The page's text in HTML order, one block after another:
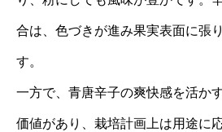
合は、色づきが進み果実表面に張
す。
一方で、青唐辛子の爽快感を活か
価値があり、栽培計画上は用途に